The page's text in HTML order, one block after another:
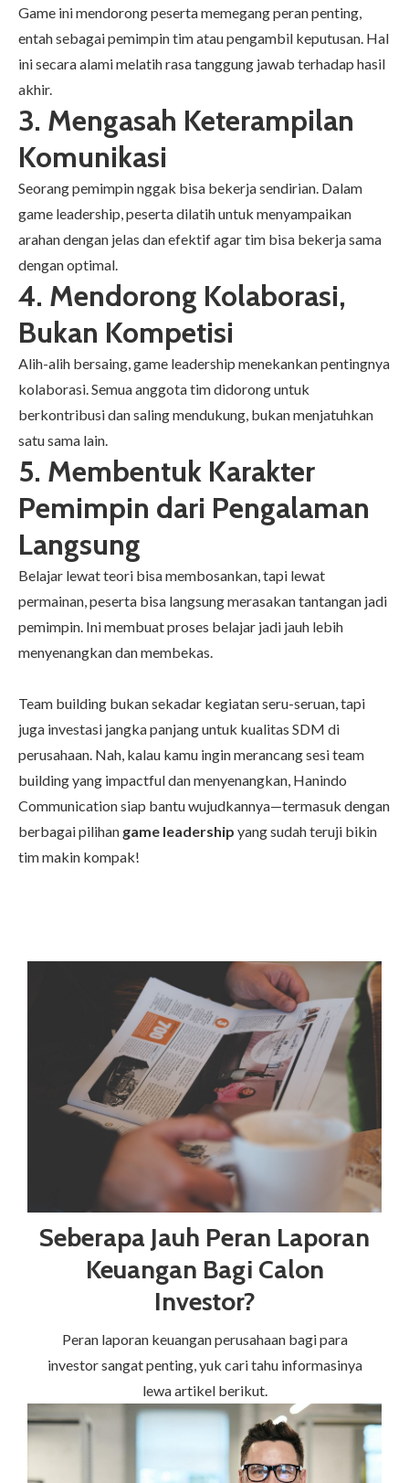
Game ini mendorong peserta memegang peran penting,
entah sebagai pemimpin tim atau pengambil keputusan. Hal
ini secara alami melatih rasa tanggung jawab terhadap hasil
akhir.
3. Mengasah Keterampilan
Komunikasi
Seorang pemimpin nggak bisa bekerja sendirian. Dalam
game leadership, peserta dilatih untuk menyampaikan
arahan dengan jelas dan efektif agar tim bisa bekerja sama
dengan optimal.
4. Mendorong Kolaborasi,
Bukan Kompetisi
Alih-alih bersaing, game leadership menekankan pentingnya
kolaborasi. Semua anggota tim didorong untuk
berkontribusi dan saling mendukung, bukan menjatuhkan
satu sama lain.
5. Membentuk Karakter
Pemimpin dari Pengalaman
Langsung
Belajar lewat teori bisa membosankan, tapi lewat
permainan, peserta bisa langsung merasakan tantangan jadi
pemimpin. Ini membuat proses belajar jadi jauh lebih
menyenangkan dan membekas.
Team building bukan sekadar kegiatan seru-seruan, tapi
juga investasi jangka panjang untuk kualitas SDM di
perusahaan. Nah, kalau kamu ingin merancang sesi team
building yang impactful dan menyenangkan, Hanindo
Communicationsiap bantu wujudkannya—termasuk dengan
berbagai pilihan game leadership yang sudah teruji bikin
tim makin kompak!
Seberapa Jauh Peran Laporan
Keuangan Bagi Calon
Investor?
Peran laporan keuangan perusahaan bagi para
investor sangat penting, yuk cari tahu informasinya
lewa artikel berikut.